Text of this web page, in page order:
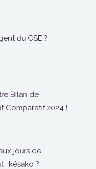
du CSE ?
Bilan de
Comparatif 2024 !
jours de
: késako ?